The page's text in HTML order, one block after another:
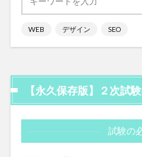
WEB デザイン SEO
【永久保存版】２次試
試験の